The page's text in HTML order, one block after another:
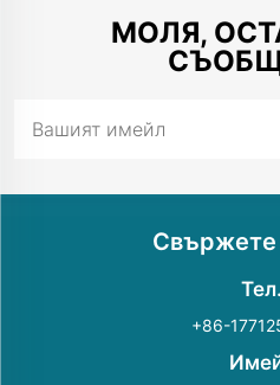
МОЛЯ,
Свържете
+86-